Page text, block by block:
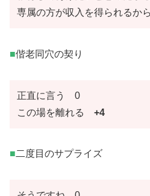
専属の方が収入を得られるか
■偕老同穴の契り
正直に言う 0
この場を離れる +4
■二度目のサプライズ